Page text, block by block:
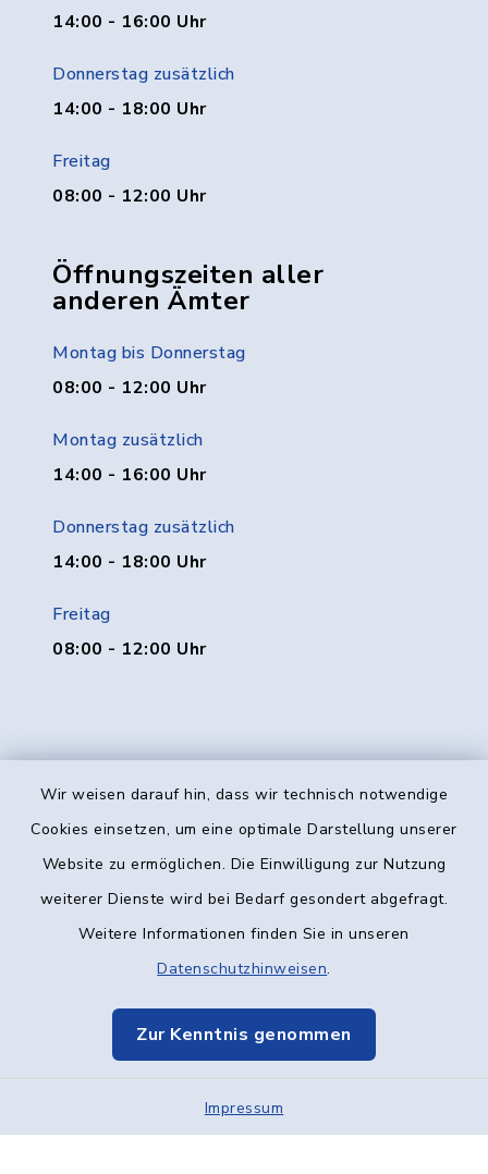
Wir weisen darauf hin, dass wir technisch notwendige
Cookies einsetzen, um eine optimale Darstellung unserer
Website zu ermöglichen. Die Einwilligung zur Nutzung
weiterer Dienste wird bei Bedarf gesondert abgefragt.
Weitere Informationen finden Sie in unseren
Datenschutzhinweisen.
Zur Kenntnis genommen
Impressum
14:00 - 16:00 Uhr
Donnerstag zusätzlich
14:00 - 18:00 Uhr
Freitag
08:00 - 12:00 Uhr
Öffnungszeiten aller
anderen Ämter
Montag bis Donnerstag
08:00 - 12:00 Uhr
Montag zusätzlich
14:00 - 16:00 Uhr
Donnerstag zusätzlich
14:00 - 18:00 Uhr
Freitag
08:00 - 12:00 Uhr
Kontakt
Datenschutz
Elektronische Kommunikation
Sitemap